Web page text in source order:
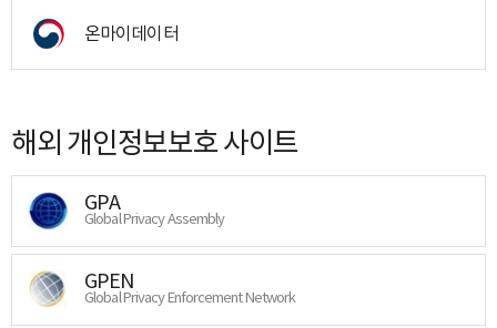
온마이데이터
해외 개인정보보호 사이트
GPA
Global Privacy Assembly
GPEN
Global Privacy Enforcement Network